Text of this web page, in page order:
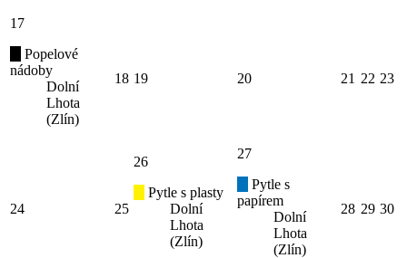
17
Popelové
nádoby
Dolní
Lhota
(Zlín)
18 19 20 21 22 23
24 25
26
Pytle s plasty
Dolní
Lhota
(Zlín)
27
Pytle s
papírem
Dolní
Lhota
(Zlín)
28 29 30